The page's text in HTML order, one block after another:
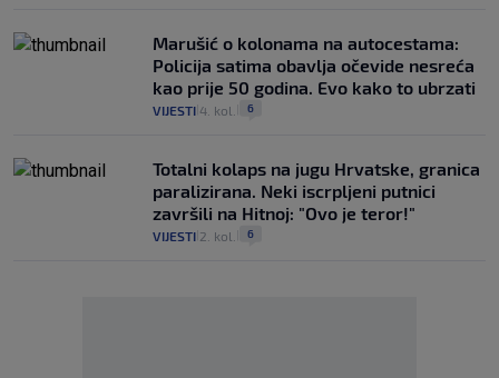
Marušić o kolonama na autocestama:
Policija satima obavlja očevide nesreća
kao prije 50 godina. Evo kako to ubrzati
VIJESTI 4. kol. 6
Totalni kolaps na jugu Hrvatske, granica
paralizirana. Neki iscrpljeni putnici
završili na Hitnoj: "Ovo je teror!"
VIJESTI 2. kol. 6